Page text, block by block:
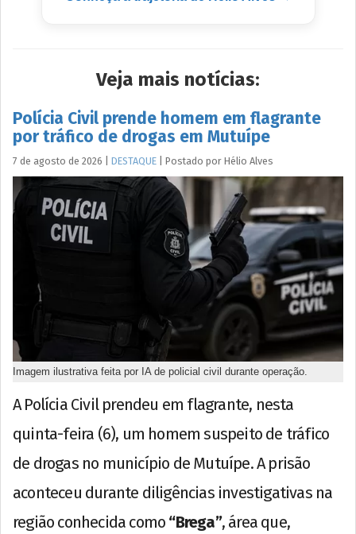
Veja mais notícias:
Polícia Civil prende homem em flagrante
por tráfico de drogas em Mutuípe
7 de agosto de 2026 DESTAQUE Postado por Hélio Alves
Imagem ilustrativa feita por IA de policial civil durante operação.
A Polícia Civil prendeu em flagrante, nesta
quinta-feira (6), um homem suspeito de tráfico
de drogas no município de Mutuípe. A prisão
aconteceu durante diligências investigativas na
região conhecida como “Brega”, área que,